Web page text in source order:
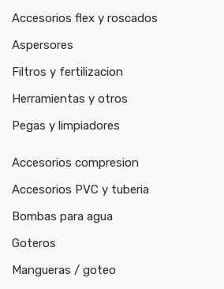
Accesorios flex y roscados
Aspersores
Filtros y fertilizacion
Herramientas y otros
Pegas y limpiadores
Accesorios compresion
Accesorios PVC y tuberia
Bombas para agua
Goteros
Mangueras / goteo